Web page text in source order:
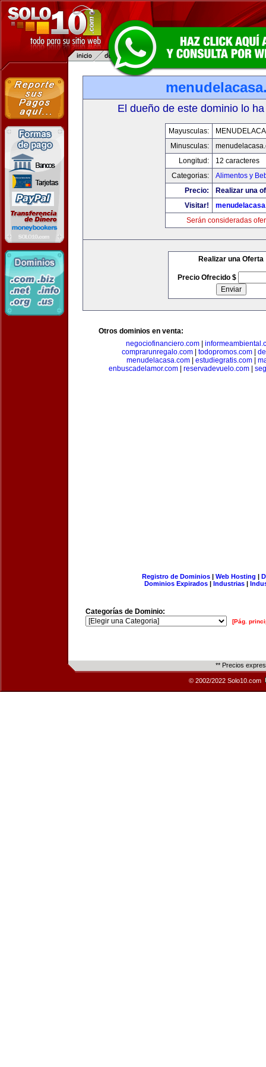
El dueño de este dominio lo
Mayusculas:
Minusculas:
Longitud:
12 caracteres
Categorias:
Alimentos y
Precio:
Realizar una
Visitar!
Serán consideradas
Realizar una Oferta
Precio Ofrecido $
Otros dominios en venta:
negociofinanciero.com
comprarunregalo.com| todopromos.com|
menudelacasa.com
estudiegratis.com
enbuscadelamor.com
reservadevuelo.com
Registro de Dominios| Web Hosting |
Dominios Expirados | Industrias |
Categorías de Dominio:
[Pág.
** Precios
© 2002/2022 Solo10.com